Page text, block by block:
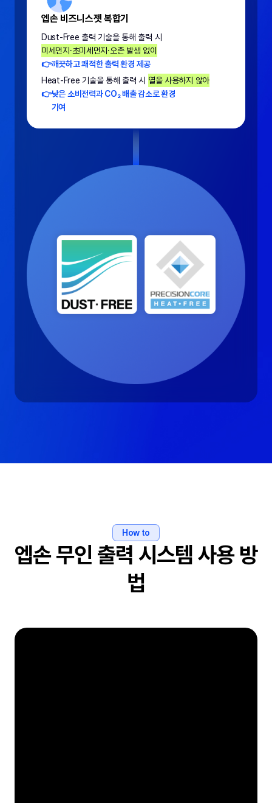
엡손 비즈니스젯 복합기
Dust-Free 출력 기술을 통해 출력 시
미세먼지·초미세먼지·오존 발생 없이
👉깨끗하고 쾌적한 출력 환경 제공
Heat-Free 기술을 통해 출력 시 열을 사용하지 않아
👉낮은 소비전력과 CO₂ 배출 감소로 환경
기여
How to
엡손 무인 출력 시스템 사용 방
법